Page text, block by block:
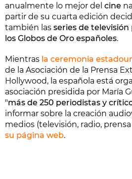
anualmente lo mejor del cine
partir de su cuarta edición
también las series de televisión
los Globos de Oro españoles.
Mientras la ceremonia
de la Asociación de la Prensa
Hollywood, la española está
asociación presidida por María
"más de 250 periodistas y
informar sobre la creación
medios (televisión, radio,
su página web.